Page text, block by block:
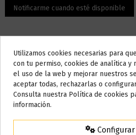
Descripción
El contenido son 50 ml, pero la botella
AVISO IMPORTANTE
Nos tomamos
Todos los pedidos realizados desde el
Utilizamos cookies necesarias para
con tu permiso, cookies de analítica y
el uso de la web y mejorar nuestros
aceptar todas, rechazarlas o
Consulta nuestra Política de cookies
información.
Configurar